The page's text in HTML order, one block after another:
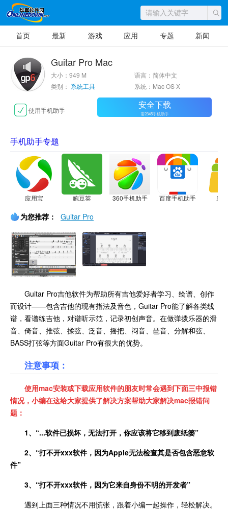
首页 最新 游戏 应用 专题 新闻
Guitar Pro Mac
大小：949 M
语言：简体中文
类别： 系统工具 系统：Mac OS X
使用手机助手 安全下载
需2345手机助手
手机助手专题
应用宝 豌豆荚 360手机助手 百度手机助手 应
为您推荐： Guitar Pro
Guitar Pro吉他软件为帮助所有吉他爱好者学习、绘谱、创作
而设计——包含吉他的现有指法及音色，Guitar Pro能了解各类线
谱，看谱练吉他，对谱听示范，记录初创声音。在做弹拨乐器的滑
音、倚音、推弦、揉弦、泛音、摇把、闷音、琶音、分解和弦、
BASS打弦等方面Guitar Pro有很大的优势。
注意事项：
使用mac安装或下载应用软件的朋友时常会遇到下面三中报错
情况，小编在这给大家提供了解决方案帮助大家解决mac报错问
题：
1、“...软件已损坏，无法打开，你应该将它移到废纸篓”
2、“打不开xxx软件，因为Apple无法检查其是否包含恶意软
件”
3、“打不开xxx软件，因为它来自身份不明的开发者”
遇到上面三种情况不用慌张，跟着小编一起操作，轻松解决。